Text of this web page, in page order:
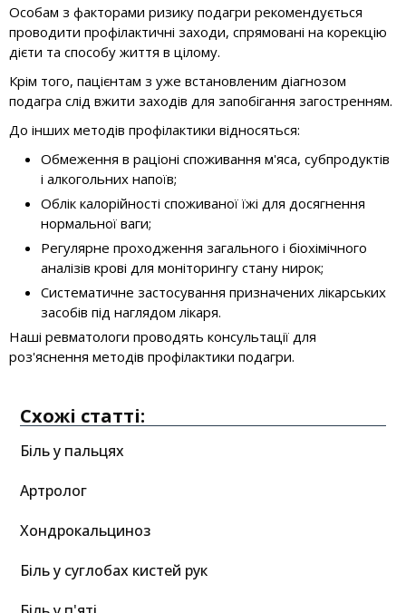
Особам з факторами ризику подагри рекомендується
проводити профілактичні заходи, спрямовані на корекцію
дієти та способу життя в цілому.
Крім того, пацієнтам з уже встановленим діагнозом
подагра слід вжити заходів для запобігання загостренням.
До інших методів профілактики відносяться:
Обмеження в раціоні споживання м'яса, субпродуктів
і алкогольних напоїв;
Облік калорійності споживаної їжі для досягнення
нормальної ваги;
Регулярне проходження загального і біохімічного
аналізів крові для моніторингу стану нирок;
Систематичне застосування призначених лікарських
засобів під наглядом лікаря.
Наші ревматологи проводять консультації для
роз'яснення методів профілактики подагри.
Схожі статті:
Біль у пальцях
Артролог
Хондрокальциноз
Біль у суглобах кистей рук